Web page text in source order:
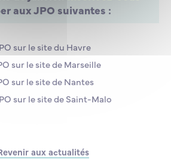
aux JPO suivantes :
sur le site du Havre
sur le site de Marseille
sur le site de Nantes
sur le site de Saint-Malo
aux actualités